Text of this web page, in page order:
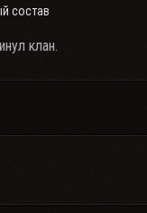
состав
клан.